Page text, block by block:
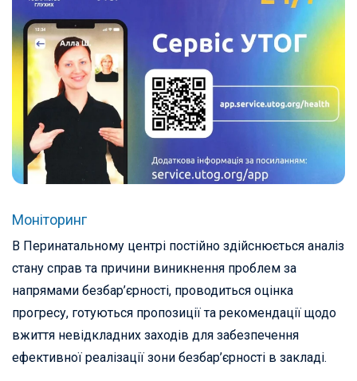
Моніторинг
В Перинатальному центрі постійно здійснюється аналіз
стану справ та причини виникнення проблем за
напрямами безбар’єрності, проводиться оцінка
прогресу, готуються пропозиції та рекомендації щодо
вжиття невідкладних заходів для забезпечення
ефективної реалізації зони безбар’єрності в закладі.